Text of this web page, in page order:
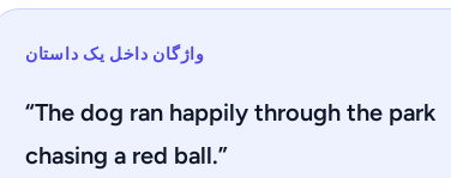
واژگان داخل یک داستان
“The dog ran happily through the park
chasing a red ball.”